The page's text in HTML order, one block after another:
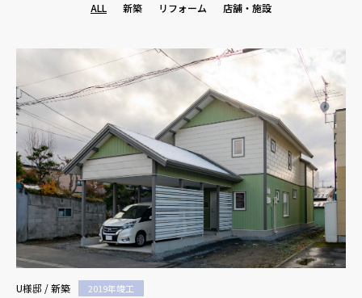
ALL 新築 リフォーム 店舗・施設
U様邸 / 新築 2019年竣工